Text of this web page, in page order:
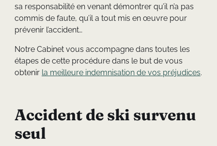
sa responsabilité en venant démontrer qu’il n’a pas
commis de faute, qu’il a tout mis en œuvre pour
prévenir l’accident…
Notre Cabinet vous accompagne dans toutes les
étapes de cette procédure dans le but de vous
obtenir la meilleure indemnisation de vos préjudices.
Accident de ski survenu
seul